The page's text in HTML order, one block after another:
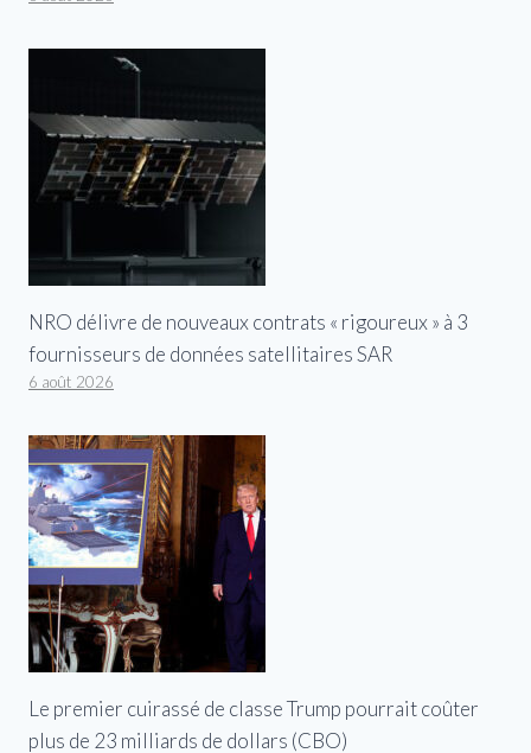
NRO délivre de nouveaux contrats « rigoureux » à 3
fournisseurs de données satellitaires SAR
6 août 2026
Le premier cuirassé de classe Trump pourrait coûter
plus de 23 milliards de dollars (CBO)